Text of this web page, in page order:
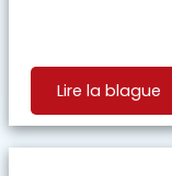
Lire la blague